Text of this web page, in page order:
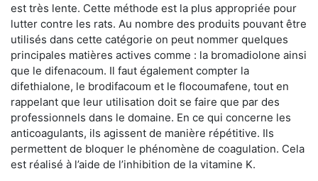
est très lente. Cette méthode est la plus appropriée pour
lutter contre les rats. Au nombre des produits pouvant être
utilisés dans cette catégorie on peut nommer quelques
principales matières actives comme : la bromadiolone ainsi
que le difenacoum. Il faut également compter la
difethialone, le brodifacoum et le flocoumafene, tout en
rappelant que leur utilisation doit se faire que par des
professionnels dans le domaine. En ce qui concerne les
anticoagulants, ils agissent de manière répétitive. Ils
permettent de bloquer le phénomène de coagulation. Cela
est réalisé à l’aide de l’inhibition de la vitamine K.